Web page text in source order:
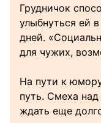
Грудничок
улыбнуться ей
дней.
для чужих,
На пути к
путь. Смеха
ждать еще